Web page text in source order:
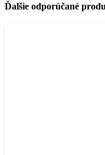
Ďalšie odporúčané